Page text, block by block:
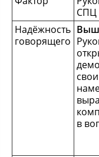
СПЦ
Надёжность
говорящего
свои
в